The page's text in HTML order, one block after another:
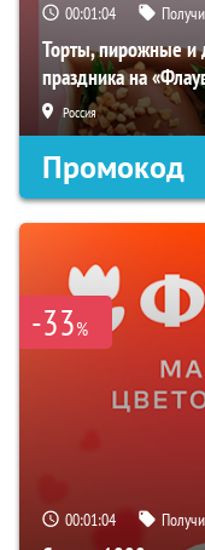
00:01:03
Торты, пирожные и
праздника на
Россия
Промокод
-33%
00:01:03